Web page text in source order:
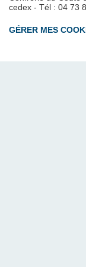
cedex - Tél : 04 73
GÉRER MES